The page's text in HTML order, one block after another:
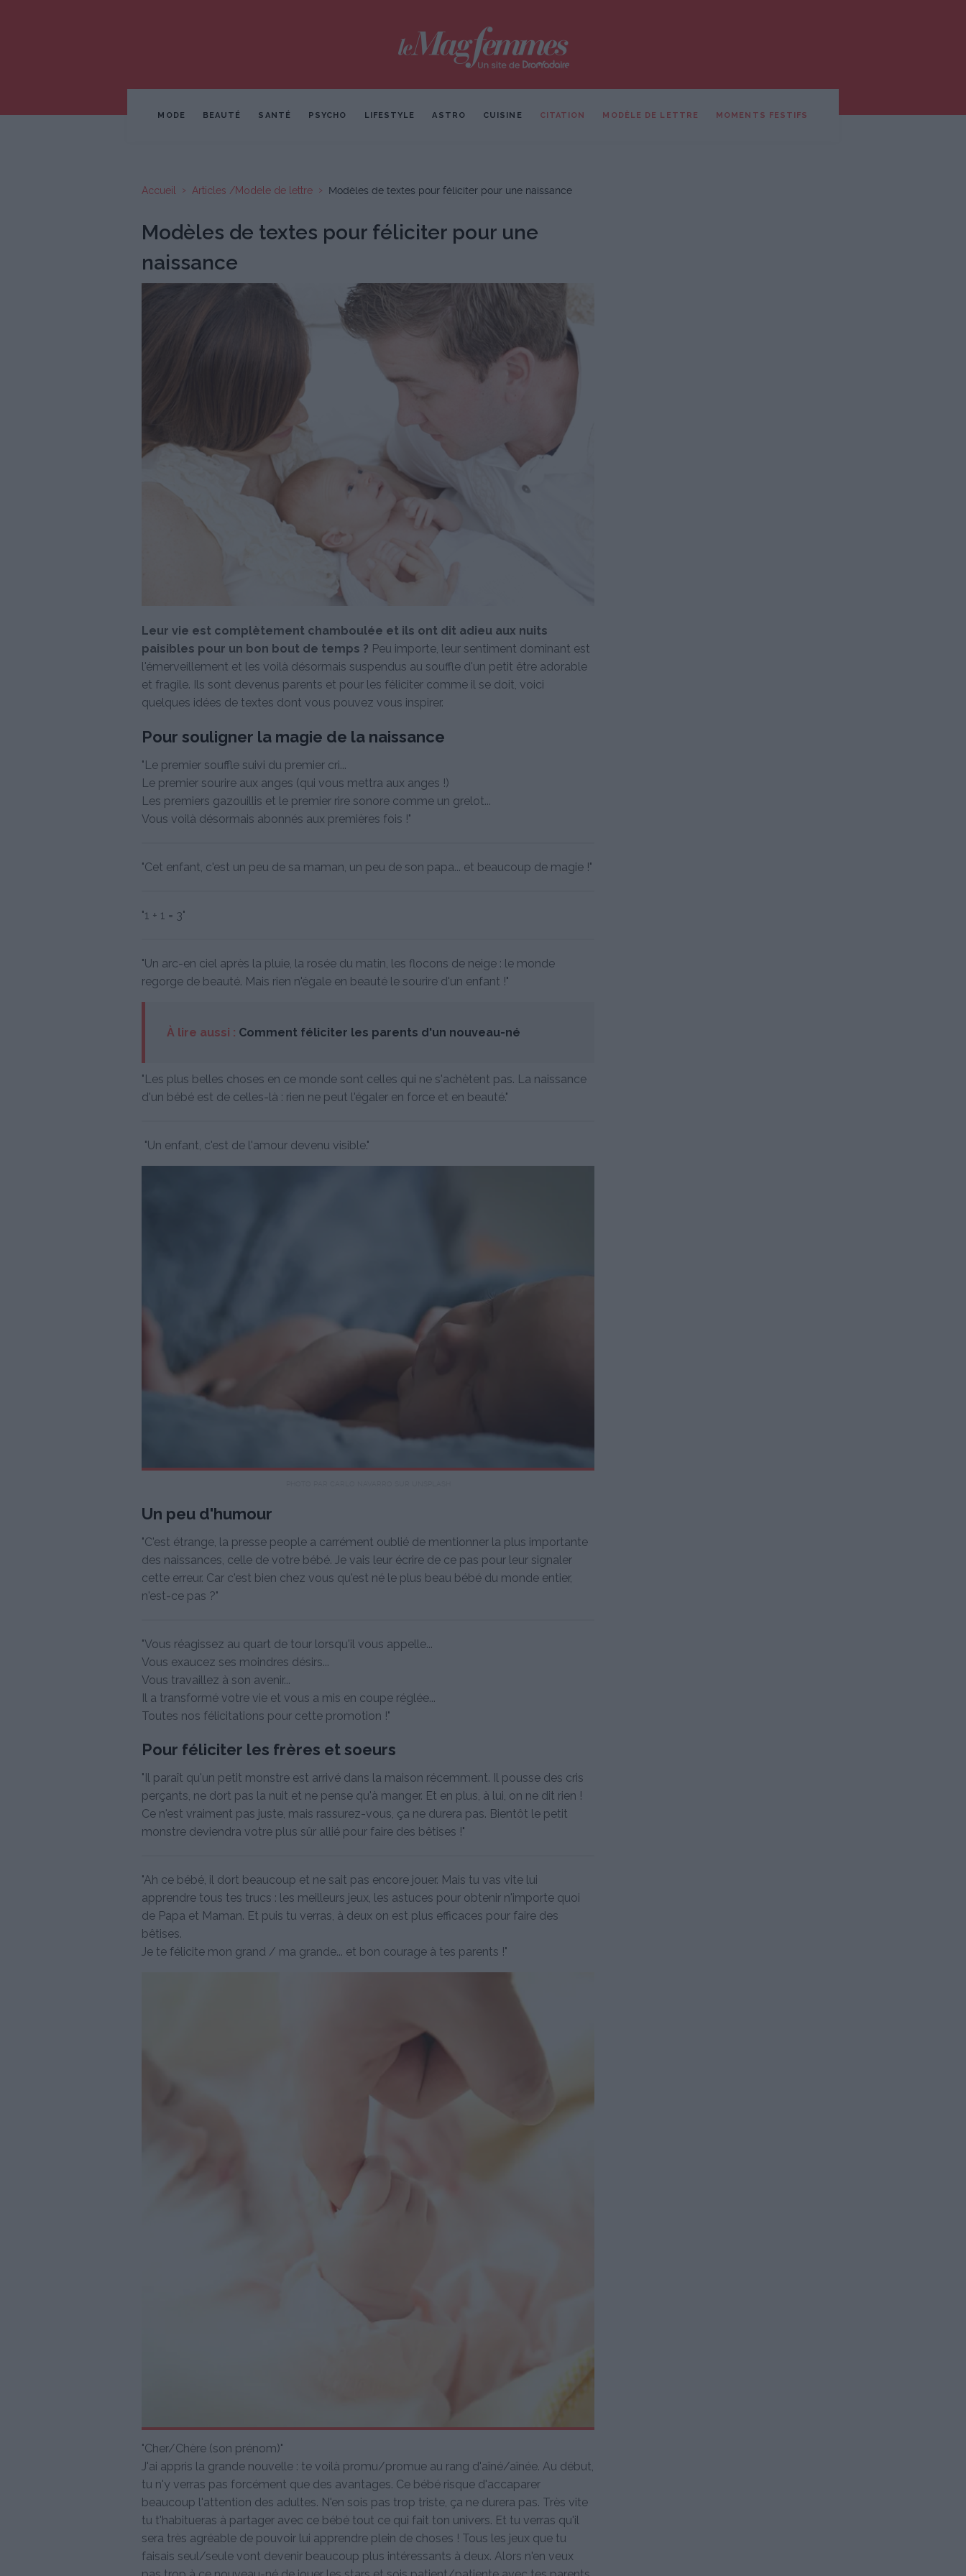
MODE BEAUTÉ SANTÉ PSYCHO LIFESTYLE ASTRO CUISINE CITATION MODÈLE DE LETTRE MOMENTS FESTIFS
Accueil Articles /Modele de lettre Modèles de textes pour féliciter pour une naissance
Modèles de textes pour féliciter pour une
naissance
Leur vie est complètement chamboulée et ils ont dit adieu aux nuits
paisibles pour un bon bout de temps ? Peu importe, leur sentiment dominant est
l'émerveillement et les voilà désormais suspendus au souffle d'un petit être adorable
et fragile. Ils sont devenus parents et pour les féliciter comme il se doit, voici
quelques idées de textes dont vous pouvez vous inspirer.
Pour souligner la magie de la naissance
"Le premier souffle suivi du premier cri...
Le premier sourire aux anges (qui vous mettra aux anges !)
Les premiers gazouillis et le premier rire sonore comme un grelot...
Vous voilà désormais abonnés aux premières fois !"
"Cet enfant, c'est un peu de sa maman, un peu de son papa... et beaucoup de magie !"
"1 + 1 = 3"
"Un arc-en ciel après la pluie, la rosée du matin, les flocons de neige : le monde
regorge de beauté. Mais rien n'égale en beauté le sourire d'un enfant !"
À lire aussi : Comment féliciter les parents d'un nouveau-né
"Les plus belles choses en ce monde sont celles qui ne s'achètent pas. La naissance
d'un bébé est de celles-là : rien ne peut l'égaler en force et en beauté."
"Un enfant, c'est de l'amour devenu visible."
Un peu d'humour
"C'est étrange, la presse people a carrément oublié de mentionner la plus importante
des naissances, celle de votre bébé. Je vais leur écrire de ce pas pour leur signaler
cette erreur. Car c'est bien chez vous qu'est né le plus beau bébé du monde entier,
n'est-ce pas ?"
"Vous réagissez au quart de tour lorsqu'il vous appelle...
Vous exaucez ses moindres désirs...
Vous travaillez à son avenir...
Il a transformé votre vie et vous a mis en coupe réglée...
Toutes nos félicitations pour cette promotion !"
Pour féliciter les frères et soeurs
"Il paraît qu'un petit monstre est arrivé dans la maison récemment. Il pousse des cris
perçants, ne dort pas la nuit et ne pense qu'à manger. Et en plus, à lui, on ne dit rien !
Ce n'est vraiment pas juste, mais rassurez-vous, ça ne durera pas. Bientôt le petit
monstre deviendra votre plus sûr allié pour faire des bêtises !"
"Ah ce bébé, il dort beaucoup et ne sait pas encore jouer. Mais tu vas vite lui
apprendre tous tes trucs : les meilleurs jeux, les astuces pour obtenir n'importe quoi
de Papa et Maman. Et puis tu verras, à deux on est plus efficaces pour faire des
bêtises.
Je te félicite mon grand / ma grande... et bon courage à tes parents !"
"Cher/Chère (son prénom)"
J'ai appris la grande nouvelle : te voilà promu/promue au rang d'aîné/aînée. Au début,
tu n'y verras pas forcément que des avantages. Ce bébé risque d'accaparer
beaucoup l'attention des adultes. N'en sois pas trop triste, ça ne durera pas. Très vite
tu t'habitueras à partager avec ce bébé tout ce qui fait ton univers. Et tu verras qu'il
sera très agréable de pouvoir lui apprendre plein de choses ! Tous les jeux que tu
faisais seul/seule vont devenir beaucoup plus intéressants à deux. Alors n'en veux